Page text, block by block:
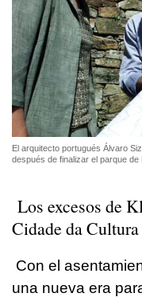
El arquitecto portugués Álvaro
después de finalizar el parque de
Los excesos de
Cidade da Cultura
Con el
una nueva era